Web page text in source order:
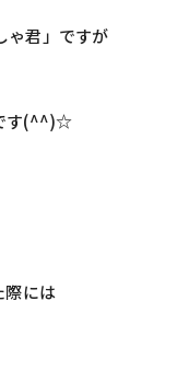
ゃ君」ですが
す(^^)☆
際には